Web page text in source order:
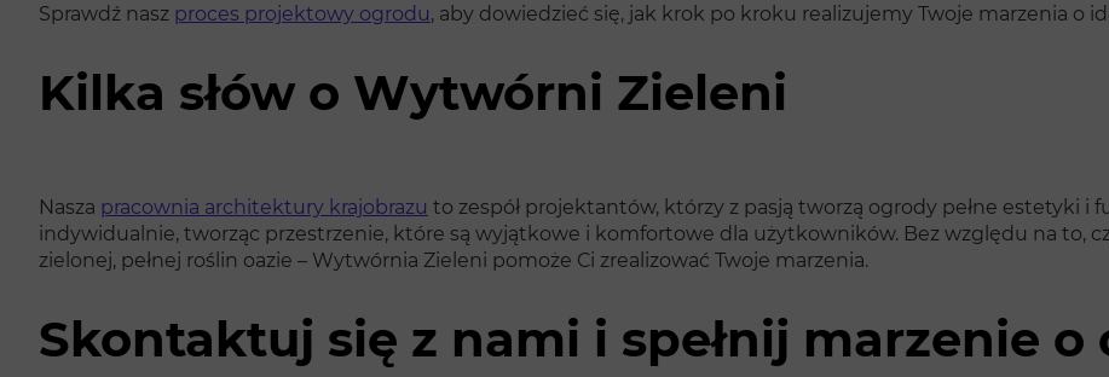
Sprawdź nasz proces projektowy ogrodu, aby dowiedzieć się, jak krok po kroku realizujemy Twoje marzenia o
Kilka słów o Wytwórni Zieleni
Nasza pracownia architektury krajobrazu to zespół projektantów, którzy z pasją tworzą ogrody pełne estetyki
indywidualnie, tworząc przestrzenie, które są wyjątkowe i komfortowe dla użytkowników. Bez względu na to,
zielonej, pełnej roślin oazie – Wytwórnia Zieleni pomoże Ci zrealizować Twoje marzenia.
Skontaktuj się z nami i spełnij marzenie o